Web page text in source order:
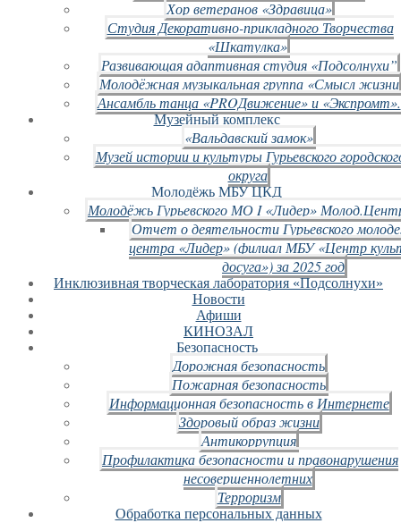
Хор ветеранов «Здравица»
Студия Декоративно-прикладного Творчества
«Шкатулка»
Развивающая адаптивная студия «Подсолнухи”
Молодёжная музыкальная группа «Смысл жизни
Ансамбль танца «PROДвижение» и «Экспромт».
Музейный комплекс
«Вальдавский замок»
Музей истории и культуры Гурьевского
округа
Молодёжь МБУ ЦКД
Молодёжь Гурьевского МО I «Лидер»
Отчет о деятельности Гурьевского
центра «Лидер» (филиал МБУ «Центр
досуга») за 2025 год
Инклюзивная творческая лаборатория «Подсолнухи»
Новости
Афиши
КИНОЗАЛ
Безопасность
Дорожная безопасность
Пожарная безопасность
Информационная безопасность в Интернете
Здоровый образ жизни
Антикоррупция
Профилактика безопасности и правонарушения
несовершеннолетних
Терроризм
Обработка персональных данных